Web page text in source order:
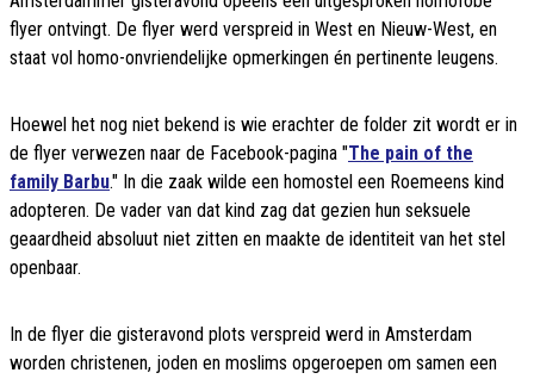
flyer ontvingt. De flyer werd verspreid in West en Nieuw-West, en
staat vol homo-onvriendelijke opmerkingen én pertinente leugens.
Hoewel het nog niet bekend is wie erachter de folder zit wordt er in
de flyer verwezen naar de Facebook-pagina "The pain of the
family Barbu." In die zaak wilde een homostel een Roemeens kind
adopteren. De vader van dat kind zag dat gezien hun seksuele
geaardheid absoluut niet zitten en maakte de identiteit van het stel
openbaar.
In de flyer die gisteravond plots verspreid werd in Amsterdam
worden christenen, joden en moslims opgeroepen om samen een